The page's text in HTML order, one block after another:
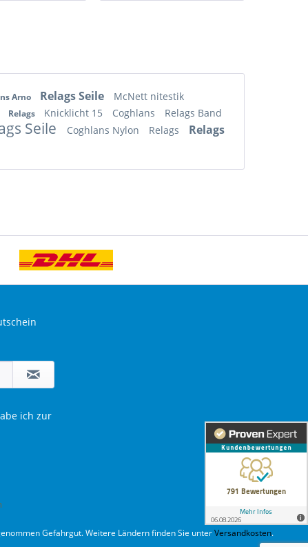
Arno Relags Seile McNett nitestik
Relags Knicklicht 15 Coghlans Relags Band
Seile Coghlans Nylon Relags
Relags
ich zur
Gefahrgut. Weitere Ländern finden Sie unterVersandkosten.